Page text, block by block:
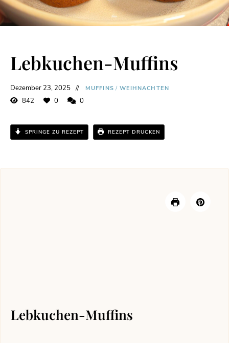
Lebkuchen-Muffins
Dezember 23, 2025 MUFFINS / WEIHNACHTEN
842 0 0
SPRINGE ZU REZEPT REZEPT DRUCKEN
Lebkuchen-Muffins